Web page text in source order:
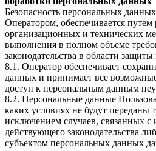
Безопасность персональных
Оператором, обеспечивается
организационных и технических
выполнения в полном объеме
законодательства в области
8.1. Оператор обеспечивает
данных и принимает все
доступ к персональным данным
8.2. Персональные данные
каких условиях не будут переданы
исключением случаев, связанных с
действующего законодательства
субъектом персональных данных